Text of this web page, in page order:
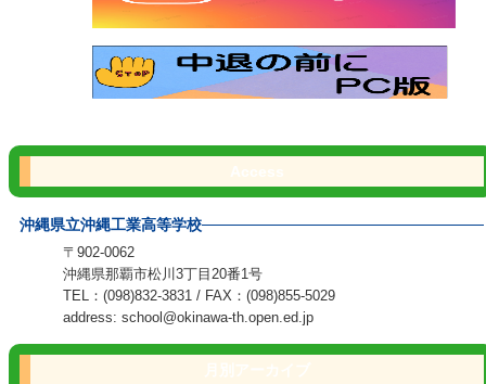
沖縄県立沖縄工業高等学校
〒902-0062
沖縄県那覇市松川3丁目20番1号
TEL：(098)832-3831 / FAX：(098)855-5029
address: school@okinawa-th.open.ed.jp